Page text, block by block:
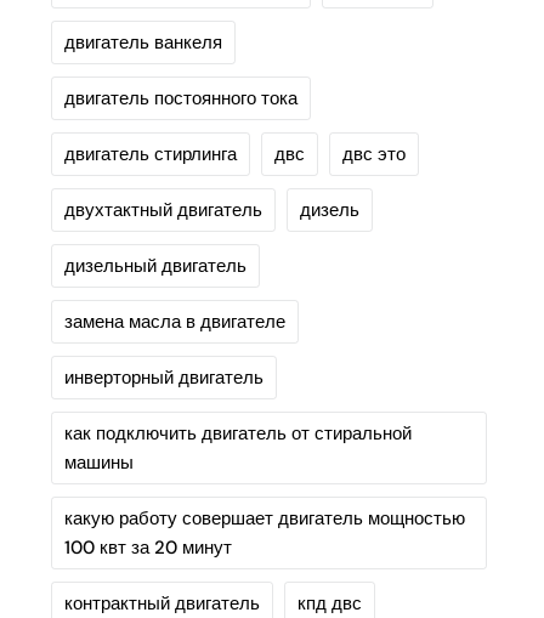
двигатель ванкеля
двигатель постоянного тока
двигатель стирлинга двс двс это
двухтактный двигатель дизель
дизельный двигатель
замена масла в двигателе
инверторный двигатель
как подключить двигатель от стиральной
машины
какую работу совершает двигатель мощностью
100 квт за 20 минут
контрактный двигатель кпд двс